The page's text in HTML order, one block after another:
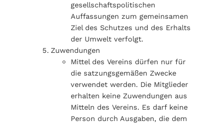
gesellschaftspolitischen
Auffassungen zum gemeinsamen
Ziel des Schutzes und des Erhalts
der Umwelt verfolgt.
Zuwendungen
Mittel des Vereins dürfen nur für
die satzungsgemäßen Zwecke
verwendet werden. Die Mitglieder
erhalten keine Zuwendungen aus
Mitteln des Vereins. Es darf keine
Person durch Ausgaben, die dem